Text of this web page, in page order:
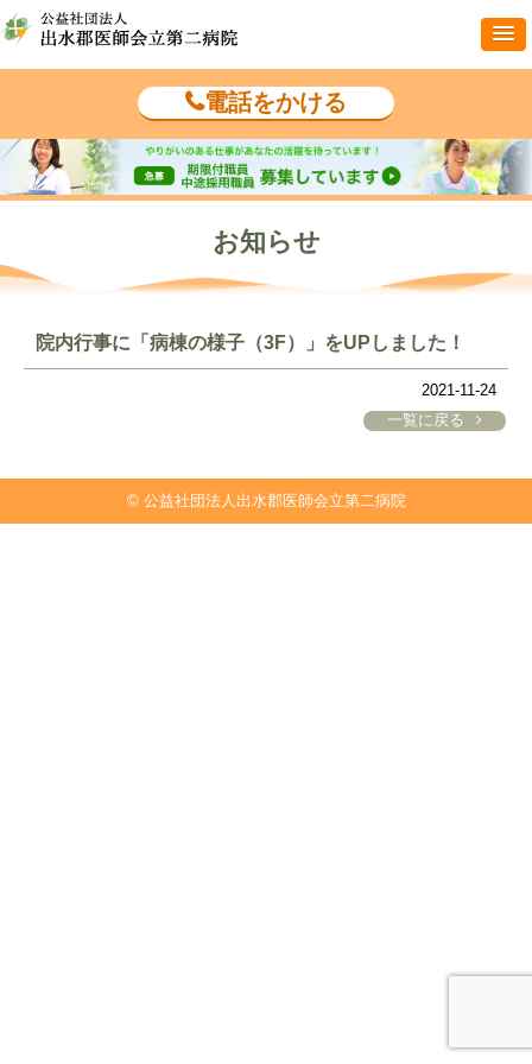
電話をかける
お知らせ
院内行事に「病棟の様子（3F）」をUPしました！
2021-11-24
一覧に戻る
© 公益社団法人出水郡医師会立第二病院